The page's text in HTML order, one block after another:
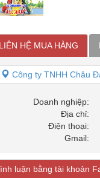
LIÊN HỆ MUA HÀNG
Công ty TNHH Châu
Doanh nghiệp:
Địa chỉ:
Điện thoại:
Gmail:
luận bằng tài khoản